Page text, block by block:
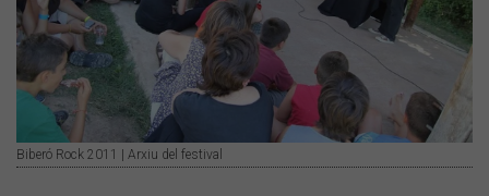
Biberó Rock 2011 | Arxiu del festival